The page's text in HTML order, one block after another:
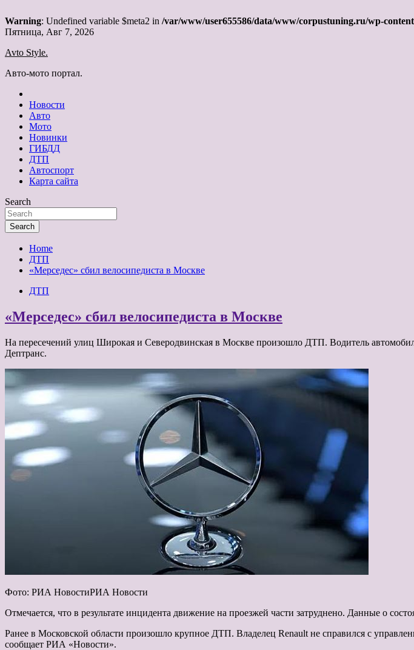
Warning: Undefined variable $meta2 in /var/www/user655586/data/www/corpustuning.ru/wp-
Skip
content
Пятница, Авг 7, 2026
Avto Style.
Авто-мото портал.
Новости
Авто
Мото
Новинки
ГИБДД
ДТП
Автоспорт
Карта сайта
Search
Search
Home
ДТП
«Мерседес» сбил велосипедиста в Москве
ДТП
«Мерседес» сбил велосипедиста в Москве
На пересечений улиц Широкая и Северодвинская в Москве произошло ДТП. Водитель
Дептранс.
Фото: РИА НовостиРИА Новости
Отмечается, что в результате инцидента движение на проезжей части затруднено. Данные о
Ранее в Московской области произошло крупное ДТП. Владелец Renault не справился с
сообщает РИА «Новости».